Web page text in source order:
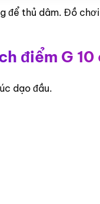
để thủ dâm. Đồ
điểm G 10
dạo đầu.